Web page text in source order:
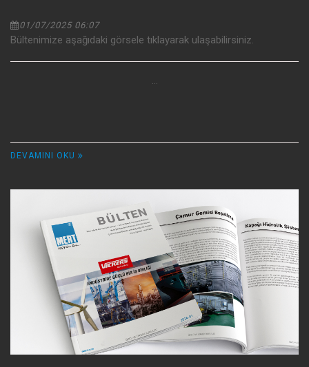
01/07/2025 06:07
Bültenimize aşağıdaki görsele tıklayarak ulaşabilirsiniz.
DEVAMINI OKU